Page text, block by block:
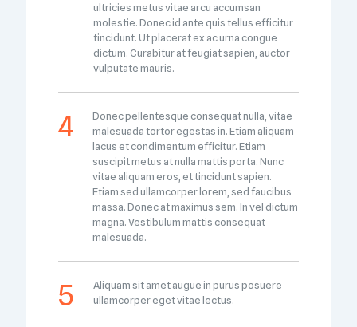
ultricies metus vitae arcu accumsan
molestie. Donec id ante quis tellus efficitur
tincidunt. Ut placerat ex ac urna congue
dictum. Curabitur at feugiat sapien, auctor
vulputate mauris.
Donec pellentesque consequat nulla, vitae
malesuada tortor egestas in. Etiam aliquam
lacus et condimentum efficitur. Etiam
suscipit metus at nulla mattis porta. Nunc
vitae aliquam eros, et tincidunt sapien.
Etiam sed ullamcorper lorem, sed faucibus
massa. Donec at maximus sem. In vel dictum
magna. Vestibulum mattis consequat
malesuada.
Aliquam sit amet augue in purus posuere
ullamcorper eget vitae lectus.